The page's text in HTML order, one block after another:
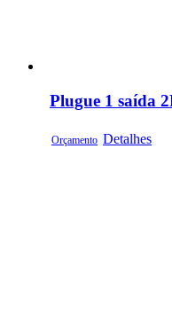
Plugue 1 saída
Orçamento Detalhes